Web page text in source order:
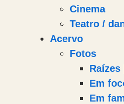
Cinema
Teatro /
Acervo
Fotos
Em
Em